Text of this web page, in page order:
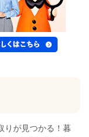
りが見つかる！暮